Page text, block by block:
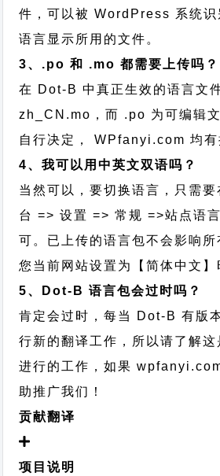
件，可以被 WordPress 系统识
语言显示所用的文件。
3、.po 和 .mo 都需要上传吗？
在 Dot-B 中真正生效的语言文
zh_CN.mo，而 .po 为可编辑
自行决定， WPfanyi.com 均有
4、我可以用中英文双语吗？
当然可以，要切换语言，只需
台 => 设置 => 常规 =>站点语
可。已上传的语言包不会影响
您当前网站设置为【简体中文】
5、Dot-B 语言包会过时吗？
肯定会过时，每当 Dot-B 有版
行新的翻译工作，所以请了解
进行的工作，如果
助推广我们！
贡献翻译
项目说明